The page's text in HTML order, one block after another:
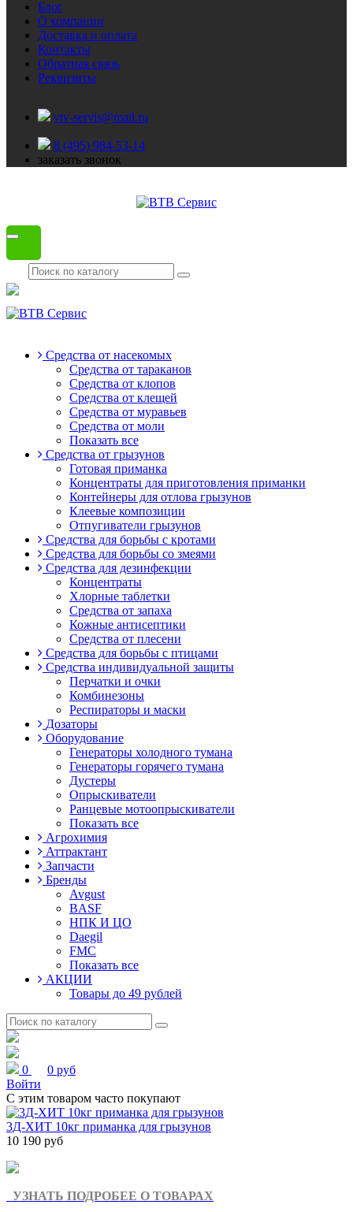
Блог
О компании
Доставка и оплата
Контакты
Обратная связь
Реквизиты
vtv-servis@mail.ru
8 (495) 984-53-14
заказать звонок
Средства от насекомых
Средства от тараканов
Средства от клопов
Средства от клещей
Средства от муравьев
Средства от моли
Показать все
Средства от грызунов
Готовая приманка
Концентраты для приготовления приманки
Контейнеры для отлова грызунов
Клеевые композиции
Отпугиватели грызунов
Средства для борьбы с кротами
Средства для борьбы со змеями
Средства для дезинфекции
Концентраты
Хлорные таблетки
Средства от запаха
Кожные антисептики
Средства от плесени
Средства для борьбы с птицами
Средства индивидуальной защиты
Перчатки и очки
Комбинезоны
Респираторы и маски
Дозаторы
Оборудование
Генераторы холодного тумана
Генераторы горячего тумана
Дустеры
Опрыскиватели
Ранцевые мотоопрыскиватели
Показать все
Агрохимия
Аттрактант
Запчасти
Бренды
Avgust
BASF
НПК И ЦО
Daegil
FMC
Показать все
АКЦИИ
Товары до 49 рублей
0
0 руб
Войти
С этим товаром часто покупают
3Д-ХИТ 10кг приманка для грызунов
10 190 руб
УЗНАТЬ ПОДРОБЕЕ О ТОВАРАХ